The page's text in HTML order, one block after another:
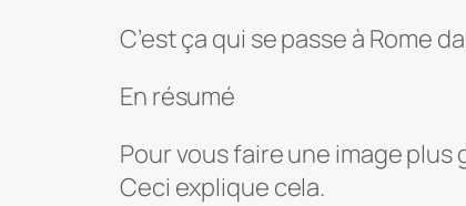
C’est ça qui se passe à Rome
En résumé
Pour vous faire une image
Ceci explique cela.